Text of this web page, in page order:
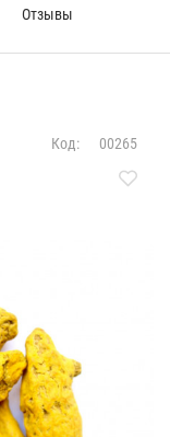
Код: 00265
Отзывы